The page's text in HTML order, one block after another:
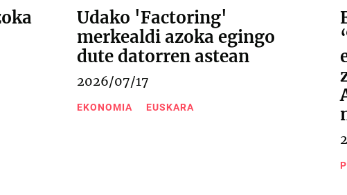
Udako 'Factoring'
merkealdi azoka egingo
dute datorren astean
2026/07/17
EKONOMIA EUSKARA